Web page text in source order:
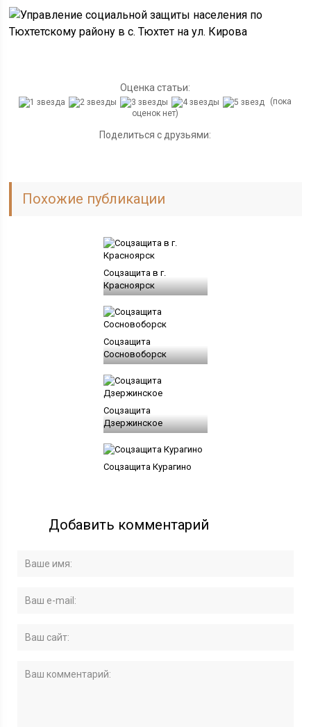
Оценка статьи:
(пока
оценок нет)
Поделиться с друзьями:
Похожие публикации
Соцзащита в г.
Красноярск
Соцзащита
Сосновоборск
Соцзащита
Дзержинское
Соцзащита Курагино
Добавить комментарий